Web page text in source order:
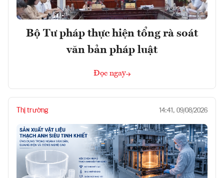
Bộ Tư pháp thực hiện tổng rà soát
văn bản pháp luật
Đọc ngay
Thị trường 14:41, 09/08/2026